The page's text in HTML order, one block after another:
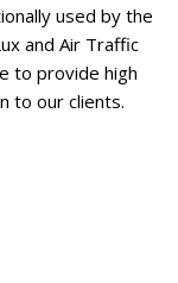
used by the
and Air Traffic
to provide high
to our clients.